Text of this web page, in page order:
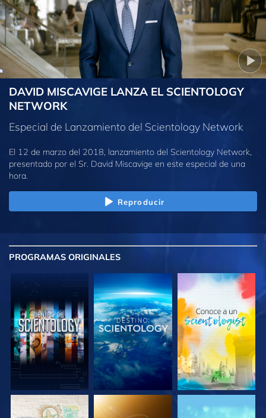
DAVID MISCAVIGE LANZA EL SCIENTOLOGY
NETWORK
Especial de Lanzamiento del Scientology Network
El 12 de marzo del 2018, lanzamiento del Scientology Network,
presentado por el Sr. David Miscavige en este especial de una
hora.
Reproducir
PROGRAMAS ORIGINALES